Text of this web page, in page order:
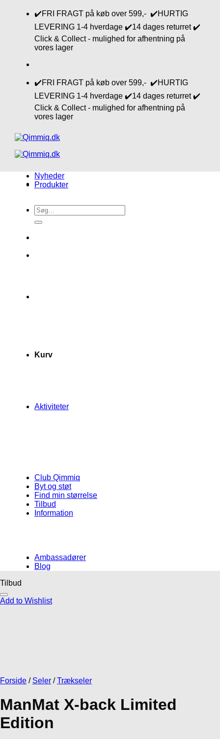
✔️FRI FRAGT på køb over 599,- ✔️HURTIG
LEVERING 1-4 hverdage ✔️14 dages returret ✔️
Click & Collect - mulighed for afhentning på
vores lager
✔️FRI FRAGT på køb over 599,- ✔️HURTIG
LEVERING 1-4 hverdage ✔️14 dages returret ✔️
Click & Collect - mulighed for afhentning på
vores lager
Søg
efter:
Kurv
Nyheder
Produkter
Aktiviteter
Club Qimmiq
Byt og støt
Find min størrelse
Tilbud
Information
Ambassadører
Blog
Måske kunne nogle af disse produkter
have din interesse?
MR Koppel SML Line
439,00
kr
32,95kr
Tilbud
Add to Wishlist
Forside / Seler / Trækseler
ManMat X-back Limited
Edition